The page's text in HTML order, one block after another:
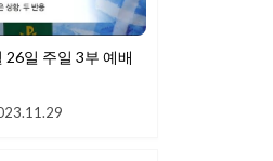
26일 주일 3부 예배